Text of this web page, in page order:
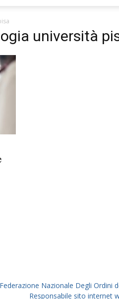
università
Federazione Nazionale Degli Ordini
Responsabile sito internet